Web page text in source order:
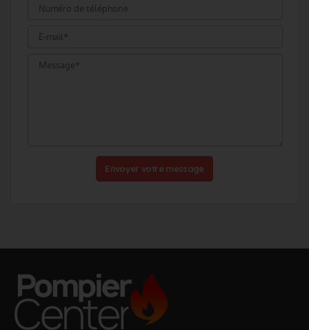
Envoyer votre message